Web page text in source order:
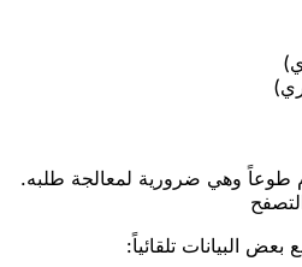
طوعاً وهي ضرورية لمعالجة طلبه.
البيانات تلقائياً: